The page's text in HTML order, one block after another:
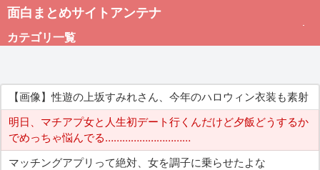
面白まとめサイトアンテナ
カテゴリ一覧
総合
アダルト
【画像】性遊の上坂すみれさん、今年のハロウィン衣装も素射
明日、マチアプ女と人生初デート行くんだけど夕飯どうするか
でめっちゃ悩んでる…………………………
マッチングアプリって絶対、女を調子に乗らせたよな